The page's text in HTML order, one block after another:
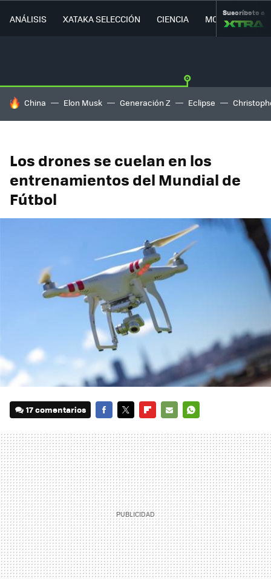
ANÁLISIS XATAKA SELECCIÓN CIENCIA MOVILIDAD
Suscríbete a
HOY SE HABLA DE
China Elon Musk Generación Z Eclipse
Los drones se cuelan en los
entrenamientos del Mundial de
Fútbol
17 comentarios
MAIL